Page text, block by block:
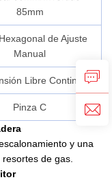
85mm
de Ajuste
Manual
Libre Continua
Pinza C
y una
de gas.